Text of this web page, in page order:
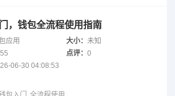
，钱包全流程使用指南
应用 大小：未知
点评：0
06-30 04:08:53